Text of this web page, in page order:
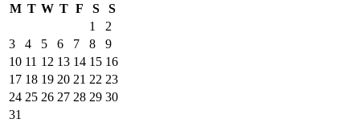
M T W T F S S
1
2
3
4 5 6 7 8
9
10 11 12 13 14 15 16
17 18 19 20 21 22 23
24 25 26 27 28 29 30
31